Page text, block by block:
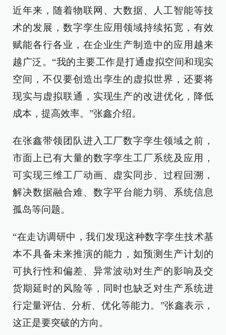
近年来，随着物联网、大数据、人工智能等技
术的发展，数字孪生应用领域持续拓宽，有效
赋能各行各业，在企业生产制造中的应用越来
越广泛。“我的主要工作是打通虚拟空间和现实
空间，不仅要创造出孪生的虚拟世界，还要将
现实与虚拟联通，实现生产的改进优化，降低
成本，提高效率。”张鑫介绍。
在张鑫带领团队进入工厂数字孪生领域之前，
市面上已有大量的数字孪生工厂系统及应用，
可实现三维工厂动画、虚实同步、过程回溯，
解决数据融合难、数字平台能力弱、系统信息
孤岛等问题。
“在走访调研中，我们发现这种数字孪生技术基
本不具备未来推演的能力，如预测生产计划的
可执行性和偏差、异常波动对生产的影响及交
货期延时的风险等，同时也缺乏对生产系统进
行定量评估、分析、优化等能力。”张鑫表示，
这正是要突破的方向。